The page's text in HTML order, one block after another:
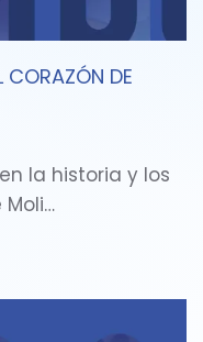
CORAZÓN DE
la historia y los